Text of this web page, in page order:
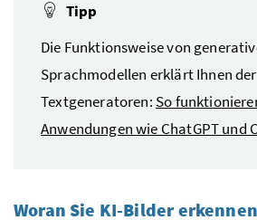
Tipp
Die Funktionsweise von
Sprachmodellen erklärt Ihnen
Textgeneratoren: So
Anwendungen wie ChatGPT und
Woran Sie KI-Bilder erkennen